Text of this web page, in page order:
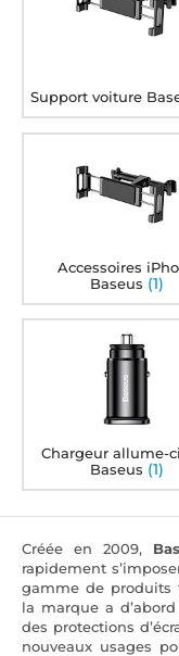
Créée en 2009,
rapidement
gamme de produits
la marque a
des protections
nouveaux usages
Support voiture
Accessoires
Baseus (1)
Chargeur allume-
Baseus (1)